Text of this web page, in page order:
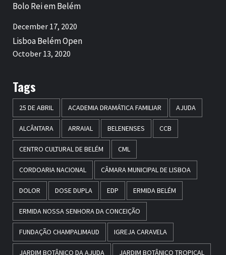
Bolo Rei em Belém
December 17, 2020
Lisboa Belém Open
October 13, 2020
Tags
25 DE ABRIL ACADEMIA DRAMÁTICA FAMILIAR AJUDA
ALCÂNTARA ARRAIAL BELENENSES CCB
CENTRO CULTURAL DE BELÉM CML
CORDOARIA NACIONAL CÂMARA MUNICIPAL DE LISBOA
DOLOR DOSE DUPLA EDP ERMIDA BELÉM
ERMIDA NOSSA SENHORA DA CONCEIÇÃO
FUNDAÇÃO CHAMPALIMAUD IGREJA CARAVELA
JARDIM BOTÂNICO DA AJUDA JARDIM BOTÂNICO TROPICAL